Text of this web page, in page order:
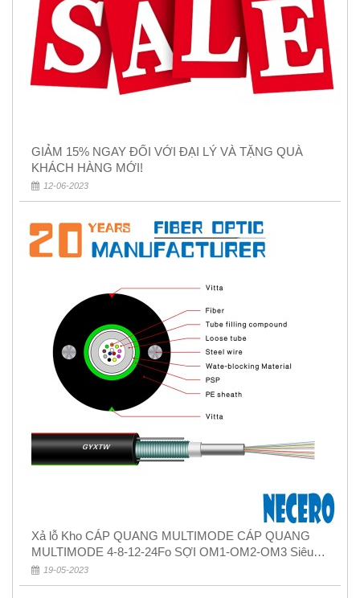
GIẢM 15% NGAY ĐỐI VỚI ĐẠI LÝ VÀ TẶNG QUÀ
KHÁCH HÀNG MỚI!
12-06-2023
Xả lỗ Kho CÁP QUANG MULTIMODE CÁP QUANG
MULTIMODE 4-8-12-24Fo SỢI OM1-OM2-OM3 Siêu
Rẻ 5k
19-05-2023